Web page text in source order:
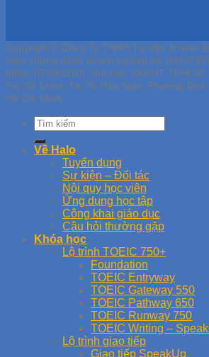
Copyright © Công Ty TNHH Tư Vấn & Giáo
Giấy chứng nhận doanh nghiệp số:
phép: 07/04/2016, Nơi cấp: SKHDT TP.HCM
Trụ Sở Chính Tại 70 Hữu Nghị, Phường
Hồ Chí Minh
Về Halo
Tuyển dụng
Sự kiện – Đối tác
Nội quy học viên
Ứng dụng học tập
Công khai giáo dục
Câu hỏi thường gặp
Khóa học
Lộ trình TOEIC 750+
Foundation
TOEIC Entryway
TOEIC Gateway 550
TOEIC Pathway 650
TOEIC Runway 750
TOEIC Writing –
Lộ trình giao tiếp
Giao tiếp SpeakUp